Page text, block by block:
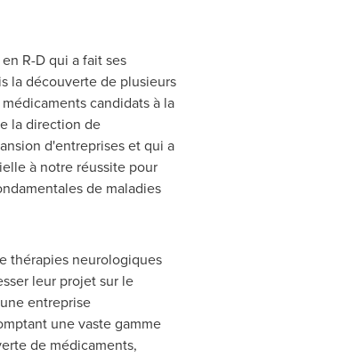
R-D qui a fait ses
la découverte de plusieurs
candidats à la
la direction de
d'entreprises et qui a
à notre réussite pour
de maladies
thérapies neurologiques
leur projet sur le
entreprise
une vaste gamme
de médicaments,